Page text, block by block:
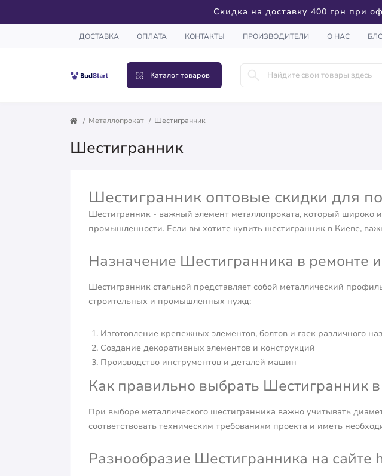
Скидка на доставку 400 грн при
ДОСТАВКА ОПЛАТА КОНТАКТЫ ПРОИЗВОДИТЕЛИ О НАС
Каталог товаров
Металлопрокат Шестигранник
Шестигранник
Шестигранник оптовые скидки для
Шестигранник - важный элемент металлопроката, который широко
промышленности. Если вы хотите купить шестигранник в Киеве,
Назначение Шестигранника в ремонте и
Шестигранник стальной представляет собой металлический
строительных и промышленных нужд:
Изготовление крепежных элементов, болтов и гаек различного
Создание декоративных элементов и конструкций
Производство инструментов и деталей машин
Как правильно выбрать Шестигранник
При выборе металлического шестигранника важно учитывать
соответствовать техническим требованиям проекта и иметь
Разнообразие Шестигранника на сайте